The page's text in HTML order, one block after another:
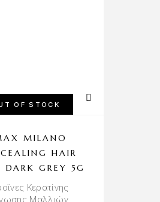
OF STOCK
MILANO
HAIR
DARK GREY 5G
Κερατίνης
Μαλλιών